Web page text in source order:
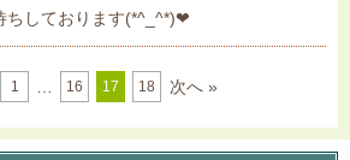
ちしております(*^_^*)❤
1 16 17 18 次へ »